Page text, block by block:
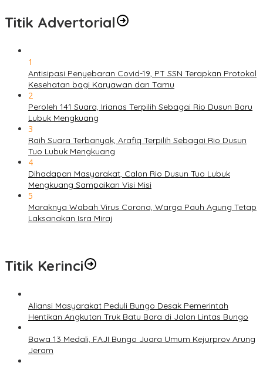
Titik Advertorial
1
Antisipasi Penyebaran Covid-19, PT SSN Terapkan Protokol
Kesehatan bagi Karyawan dan Tamu
2
Peroleh 141 Suara, Irianas Terpilih Sebagai Rio Dusun Baru
Lubuk Mengkuang
3
Raih Suara Terbanyak, Arafiq Terpilih Sebagai Rio Dusun
Tuo Lubuk Mengkuang
4
Dihadapan Masyarakat, Calon Rio Dusun Tuo Lubuk
Mengkuang Sampaikan Visi Misi
5
Maraknya Wabah Virus Corona, Warga Pauh Agung Tetap
Laksanakan Isra Miraj
Titik Kerinci
Aliansi Masyarakat Peduli Bungo Desak Pemerintah
Hentikan Angkutan Truk Batu Bara di Jalan Lintas Bungo
Bawa 13 Medali, FAJI Bungo Juara Umum Kejurprov Arung
Jeram